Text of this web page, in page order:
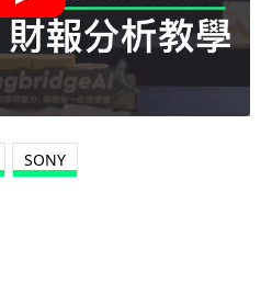
SONY